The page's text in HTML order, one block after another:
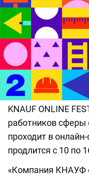
KNAUF ONLINE
работников сферы
проходит в
продлится с 10 по
«Компания КНАУФ